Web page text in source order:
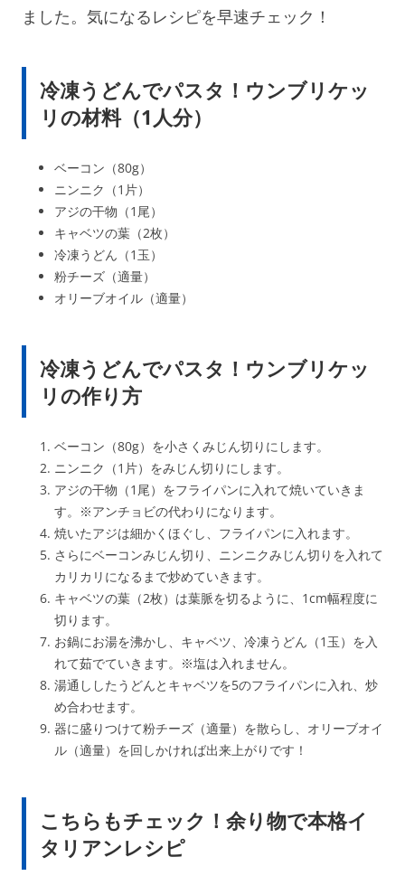
ました。気になるレシピを早速チェック！
冷凍うどんでパスタ！ウンブリケッ
リの材料（1人分）
ベーコン（80g）
ニンニク（1片）
アジの干物（1尾）
キャベツの葉（2枚）
冷凍うどん（1玉）
粉チーズ（適量）
オリーブオイル（適量）
冷凍うどんでパスタ！ウンブリケッ
リの作り方
ベーコン（80g）を小さくみじん切りにします。
ニンニク（1片）をみじん切りにします。
アジの干物（1尾）をフライパンに入れて焼いていきま
す。※アンチョビの代わりになります。
焼いたアジは細かくほぐし、フライパンに入れます。
さらにベーコンみじん切り、ニンニクみじん切りを入れて
カリカリになるまで炒めていきます。
キャベツの葉（2枚）は葉脈を切るように、1cm幅程度に
切ります。
お鍋にお湯を沸かし、キャベツ、冷凍うどん（1玉）を入
れて茹でていきます。※塩は入れません。
湯通ししたうどんとキャベツを5のフライパンに入れ、炒
め合わせます。
器に盛りつけて粉チーズ（適量）を散らし、オリーブオイ
ル（適量）を回しかければ出来上がりです！
こちらもチェック！余り物で本格イ
タリアンレシピ